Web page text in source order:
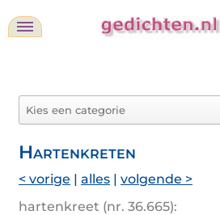
Hartenkreten
< vorige | alles | volgende >
hartenkreet (nr. 36.665):